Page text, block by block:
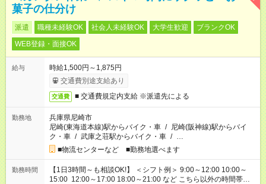
菓子の仕分け
派遣 職種未経験OK 社会人未経験OK 大学生歓迎
ブランクOK
WEB登録・面接OK
給与
時給1,500円～1,875円
交通費別途支給あり
交通費 ■ 交通費規定内支給 ※派遣先による
勤務地
兵庫県尼崎市
尼崎(東海道本線)駅からバイク・車 / 尼崎(阪神線)駅からバイ
ク・車 / 武庫之荘駅からバイク・車 / …
■物流センターなど ■勤務地選べます
勤務時間
【1日3時間～も相談OK!】 ＜シフト例＞ 9:00～12:00 10:00～
15:00 12:00～17:00 18:00～21:00 など こちら以外の時間帯も